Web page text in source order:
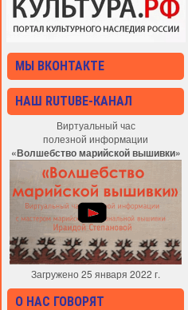
МЫ ВКОНТАКТЕ
НАШ RUTUBE-КАНАЛ
Виртуальный час
полезной информации
«Волшебство марийской вышивки»
Загружено 25 января 2022 г.
О НАС ГОВОРЯТ